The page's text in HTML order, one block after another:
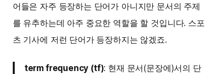
어들은 자주 등장하는 단어가 아니지만 문서의 주제
를 유추하는데 아주 중요한 역할을 할 것입니다. 스포
츠 기사에 저런 단어가 등장하지는 않겠죠.
term frequency (tf): 현재 문서(문장에)서의 단